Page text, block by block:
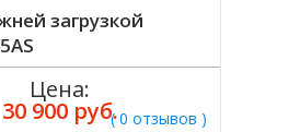
загрузкой
( 0 отзывов )
Цена:
30 900 руб.